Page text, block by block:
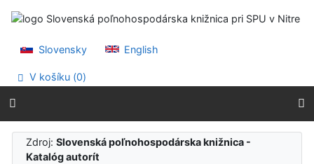
Prejsť na menu
Slovensky
English
V košíku (0)
Zdroj:Slovenská poľnohospodárska knižnica -
Katalóg autorít